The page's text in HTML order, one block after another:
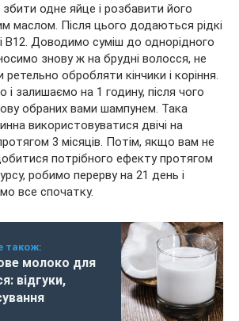
збити одне яйце і розбавити його
маслом. Після цього додаються рідкі
B12. Доводимо суміш до однорідного
знову ж на брудні волосся, не
ретельно обробляти кінчики і коріння.
і залишаємо на 1 годину, після чого
обраних вами шампунем. Така
використовуватися двічі на
3 місяців. Потім, якщо вам не
потрібного ефекту протягом
робимо перерву на 21 день і
все спочатку.
також:
молоко для
відгуки,